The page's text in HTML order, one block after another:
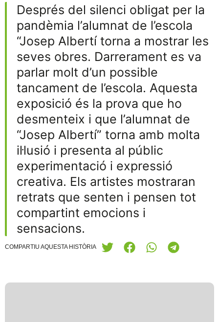
Després del silenci obligat per la
pandèmia l’alumnat de l’escola
“Josep Albertí torna a mostrar les
seves obres. Darrerament es va
parlar molt d’un possible
tancament de l’escola. Aquesta
exposició és la prova que ho
desmenteix i que l’alumnat de
“Josep Albertí” torna amb molta
il·lusió i presenta al públic
experimentació i expressió
creativa. Els artistes mostraran
retrats que senten i pensen tot
compartint emocions i
sensacions.
COMPARTIU AQUESTA HISTÒRIA